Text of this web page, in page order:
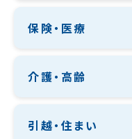
保険・医療
介護・高齢
引越・住まい